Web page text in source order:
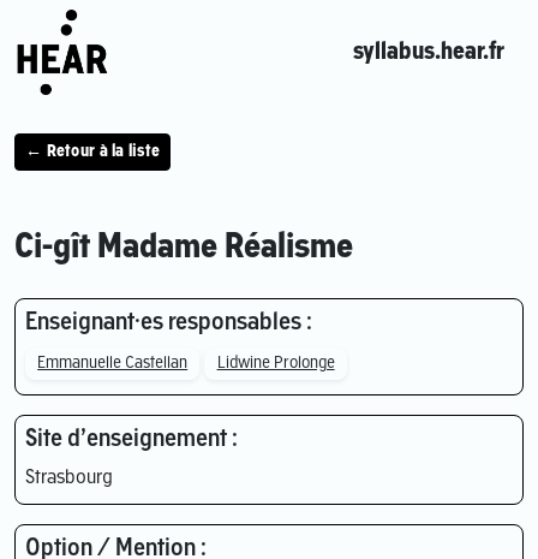
syllabus.hear.fr
← Retour à la liste
Ci-gît Madame Réalisme
Enseignant·es responsables :
Emmanuelle Castellan Lidwine Prolonge
Site d’enseignement :
Strasbourg
Option / Mention :